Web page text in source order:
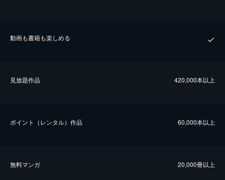
動画も書籍も楽しめる
⾒放題作品 420,000本以上
ポイント（レンタル）作品 60,000本以上
無料マンガ 20,000冊以上